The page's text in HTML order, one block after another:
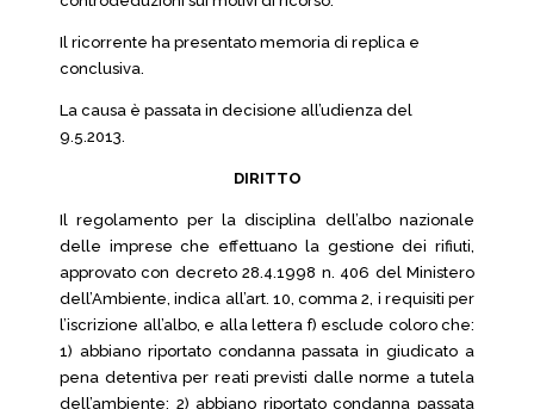
Il ricorrente ha presentato memoria di replica e
conclusiva.
La causa è passata in decisione all’udienza del
9.5.2013.
DIRITTO
Il regolamento per la disciplina dell’albo nazionale
delle imprese che effettuano la gestione dei rifiuti,
approvato con decreto 28.4.1998 n. 406 del Ministero
dell’Ambiente, indica all’art. 10, comma 2, i requisiti per
l’iscrizione all’albo, e alla lettera f) esclude coloro che:
1) abbiano riportato condanna passata in giudicato a
pena detentiva per reati previsti dalle norme a tutela
dell’ambiente; 2) abbiano riportato condanna passata